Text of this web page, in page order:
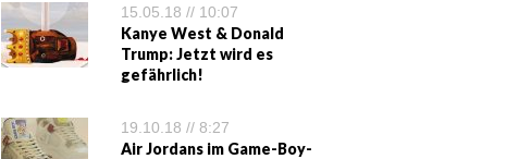
15.05.18 // 10:07
Kanye West & Donald
Trump: Jetzt wird es
gefährlich!
19.10.18 // 8:27
Air Jordans im Game-Boy-